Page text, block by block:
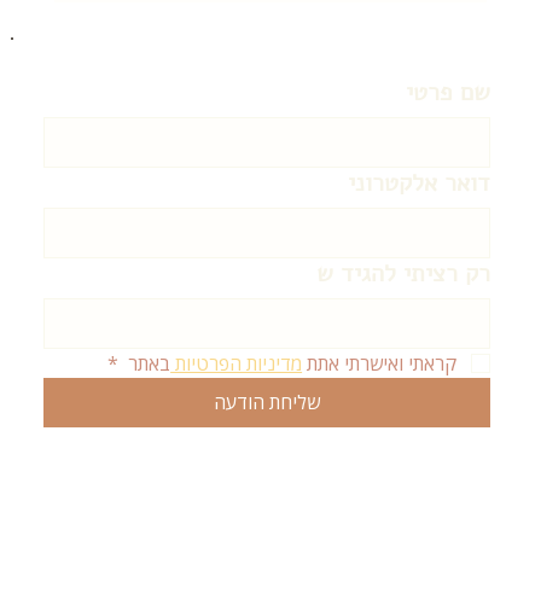
שם פרטי
דואר אלקטרוני
רק רציתי להגיד ש
קראתי ואישרתי אתת מדיניות הפרטיות באתר *
שליחת הודעה